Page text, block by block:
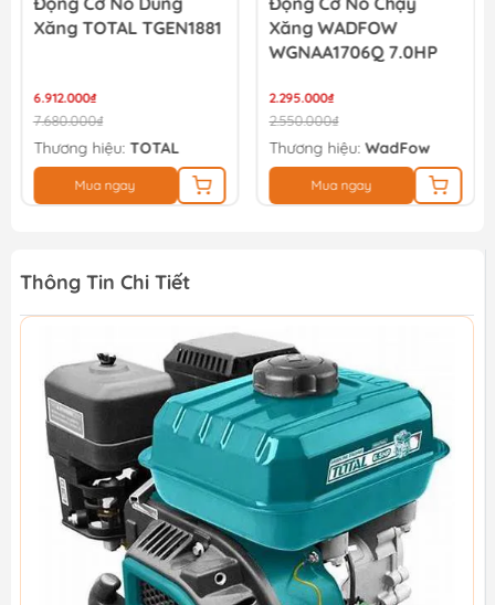
Xăng TOTAL TGEN1881
6.912.000₫
7.680.000₫
Thương hiệu: TOTAL
Mua ngay
Xăng WADFOW
WGNAA1706Q 7.0HP
2.295.000₫
2.550.000₫
Thương hiệu:WadFow
Mua ngay
Thông Tin Chi Tiết